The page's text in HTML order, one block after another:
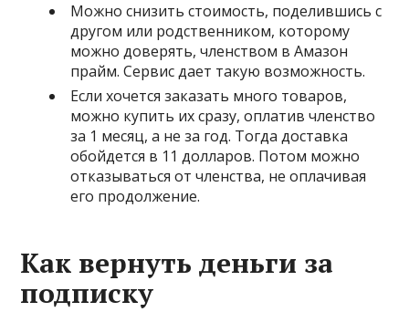
Можно снизить стоимость, поделившись с
другом или родственником, которому
можно доверять, членством в Амазон
прайм. Сервис дает такую возможность.
Если хочется заказать много товаров,
можно купить их сразу, оплатив членство
за 1 месяц, а не за год. Тогда доставка
обойдется в 11 долларов. Потом можно
отказываться от членства, не оплачивая
его продолжение.
Как вернуть деньги за
подписку